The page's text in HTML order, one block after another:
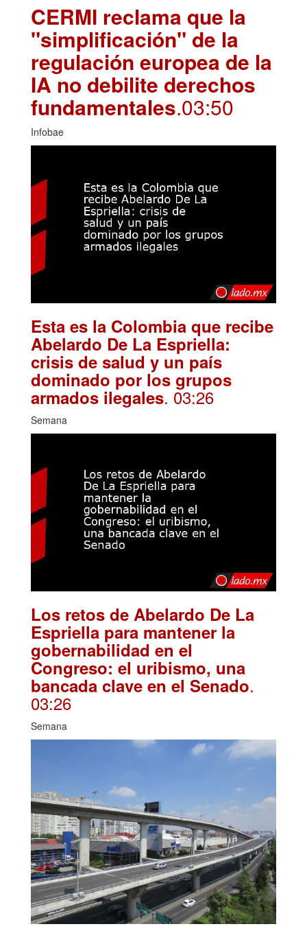
CERMI reclama que la
"simplificación" de la
regulación europea de la
IA no debilite derechos
fundamentales.03:50
Infobae
Esta es la Colombia que recibe
Abelardo De La Espriella:
crisis de salud y un país
dominado por los grupos
armados ilegales. 03:26
Semana
Los retos de Abelardo De La
Espriella para mantener la
gobernabilidad en el
Congreso: el uribismo, una
bancada clave en el Senado.
03:26
Semana